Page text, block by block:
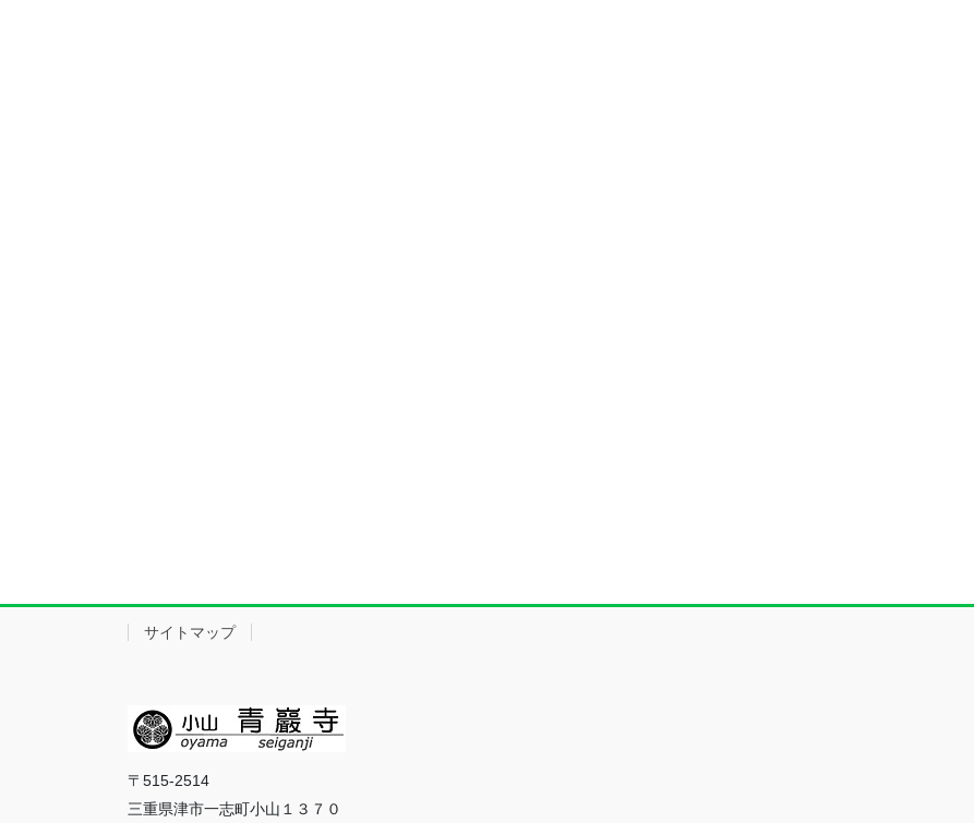
サイトマップ
〒515-2514
三重県津市一志町小山１３７０